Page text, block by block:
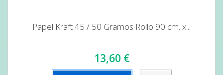
Papel Kraft 45 / 50 Gramos Rollo 90 cm. x...
13,60 €